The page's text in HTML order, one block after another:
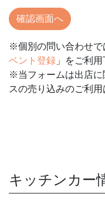
※個別の問い合わせで
ベント登録 」をご利用
※当フォームは出店に
スの売り込みのご利用
キッチンカー